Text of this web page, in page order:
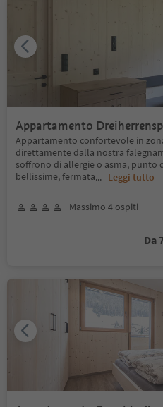
Appartamento
Appartamento confortevole in
direttamente dalla nostra
soffrono di allergie o asma, punto
bellissime, fermata... Leggi tutto
Massimo 4 ospiti
Da